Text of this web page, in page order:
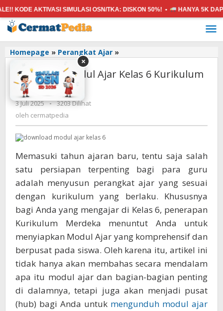
Lewati
ke
konten
SIMULASI OSN/TKA:DISKON 50%! • HANYA 5KDAPAT
Homepage » Perangkat Ajar »Download
Ajar
Download Modul Ajar Kelas 6 Kurikulum
Merdeka
3 Juli 2025 oleh
cermatpedia
- 3203 Dilihat
oleh cermatpedia
Memasuki tahun ajaran baru, tentu saja salah
satu persiapan terpenting bagi para guru
adalah menyusun perangkat ajar yang sesuai
dengan kurikulum yang berlaku. Khususnya
bagi Anda yang mengajar di Kelas 6, penerapan
Kurikulum Merdeka menuntut Anda untuk
menyiapkan Modul Ajar yang komprehensif dan
berpusat pada siswa. Oleh karena itu, artikel ini
tidak hanya akan membahas secara mendalam
apa itu modul ajar dan bagian-bagian penting
di dalamnya, tetapi juga akan menjadi pusat
(hub) bagi Anda untuk mengunduh modul ajar
×